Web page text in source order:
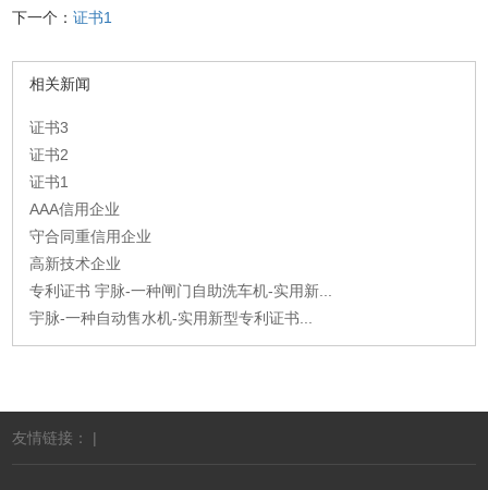
下一个：证书1
相关新闻
证书3
证书2
证书1
AAA信用企业
守合同重信用企业
高新技术企业
专利证书 宇脉-一种闸门自助洗车机-实用新...
宇脉-一种自动售水机-实用新型专利证书...
友情链接： |